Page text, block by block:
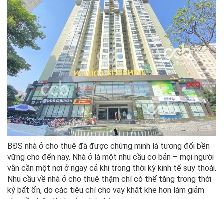
BĐS nhà ở cho thuê đã được chứng minh là tương đối bền
vững cho đến nay. Nhà ở là một nhu cầu cơ bản – mọi người
vẫn cần một nơi ở ngay cả khi trong thời kỳ kinh tế suy thoái.
Nhu cầu về nhà ở cho thuê thậm chí có thể tăng trong thời
kỳ bất ổn, do các tiêu chí cho vay khắt khe hơn làm giảm